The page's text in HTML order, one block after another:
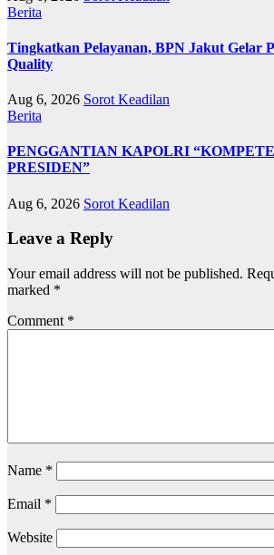
Berita
Tingkatkan Pelayanan, BPN Jakut Gelar
Quality
Aug 6, 2026 Sorot Keadilan
Berita
PENGGANTIAN KAPOLRI
PRESIDEN”
Aug 6, 2026 Sorot Keadilan
Leave a Reply
Your email address will not be published.
marked *
Comment *
Name *
Email *
Website